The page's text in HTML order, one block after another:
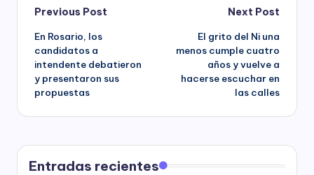
Post
navigation
Previous Post
En Rosario, los
candidatos a
intendente debatieron
y presentaron sus
propuestas
Next Post
El grito del Ni una
menos cumple cuatro
años y vuelve a
hacerse escuchar en
las calles
Entradas recientes